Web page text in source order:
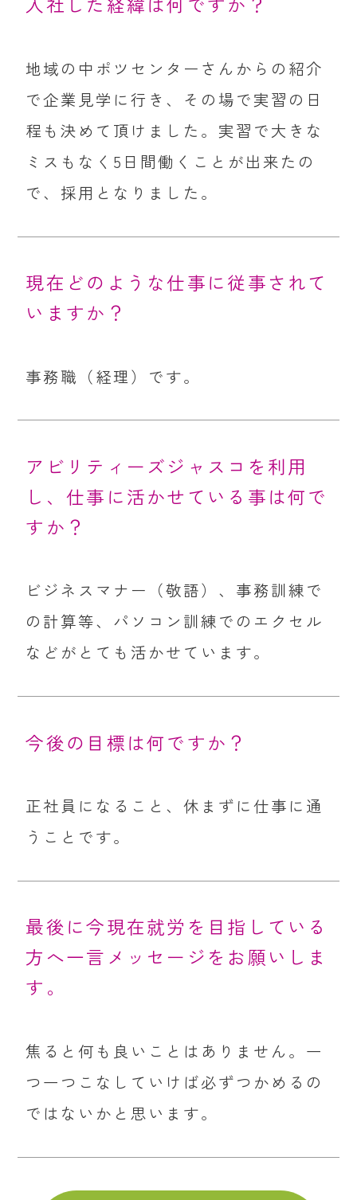
地域の中ポツセンターさんからの紹介
で企業見学に行き、その場で実習の日
程も決めて頂けました。実習で大きな
ミスもなく5日間働くことが出来たの
で、採用となりました。
現在どのような仕事に従事されて
いますか？
事務職（経理）です。
アビリティーズジャスコを利用
し、仕事に活かせている事は何で
すか？
ビジネスマナー（敬語）、事務訓練で
の計算等、パソコン訓練でのエクセル
などがとても活かせています。
今後の目標は何ですか？
正社員になること、休まずに仕事に通
うことです。
最後に今現在就労を目指している
方へ一言メッセージをお願いしま
す。
焦ると何も良いことはありません。一
つ一つこなしていけば必ずつかめるの
ではないかと思います。